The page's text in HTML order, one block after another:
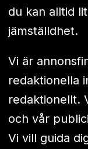
du kan alltid
jämställdhet.
Vi är
redaktionella
redaktionellt.
och vår
Vi vill guida